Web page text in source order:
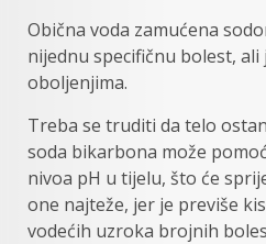
Obična voda zamućena
nijednu specifičnu bolest,
oboljenjima.
Treba se truditi da telo
soda bikarbona može
nivoa pH u tijelu, što će
one najteže, jer je previše
vodećih uzroka brojnih